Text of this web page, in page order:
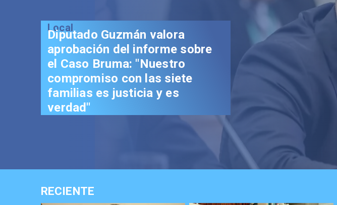
Local
Diputado Guzmán valora
aprobación del informe sobre
el Caso Bruma: "Nuestro
compromiso con las siete
familias es justicia y es
verdad"
RECIENTE